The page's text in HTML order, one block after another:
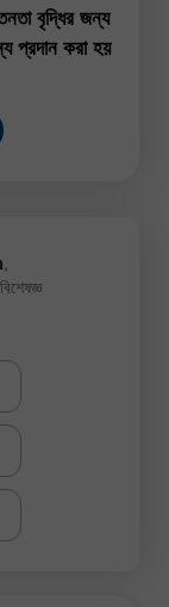
বৃদ্ধির জন্য
প্রদান করা হয়